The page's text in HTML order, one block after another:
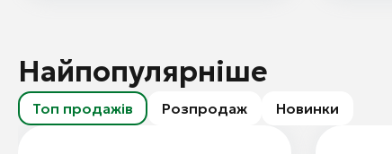
Найпопулярніше
Топ продажів Розпродаж Новинки